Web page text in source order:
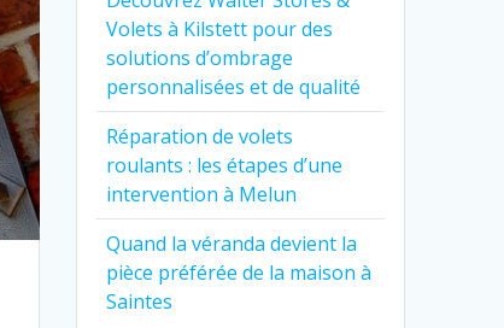
Volets à Kilstett pour des
solutions d’ombrage
personnalisées et de qualité
Réparation de volets
roulants : les étapes d’une
intervention à Melun
Quand la véranda devient la
pièce préférée de la maison à
Saintes